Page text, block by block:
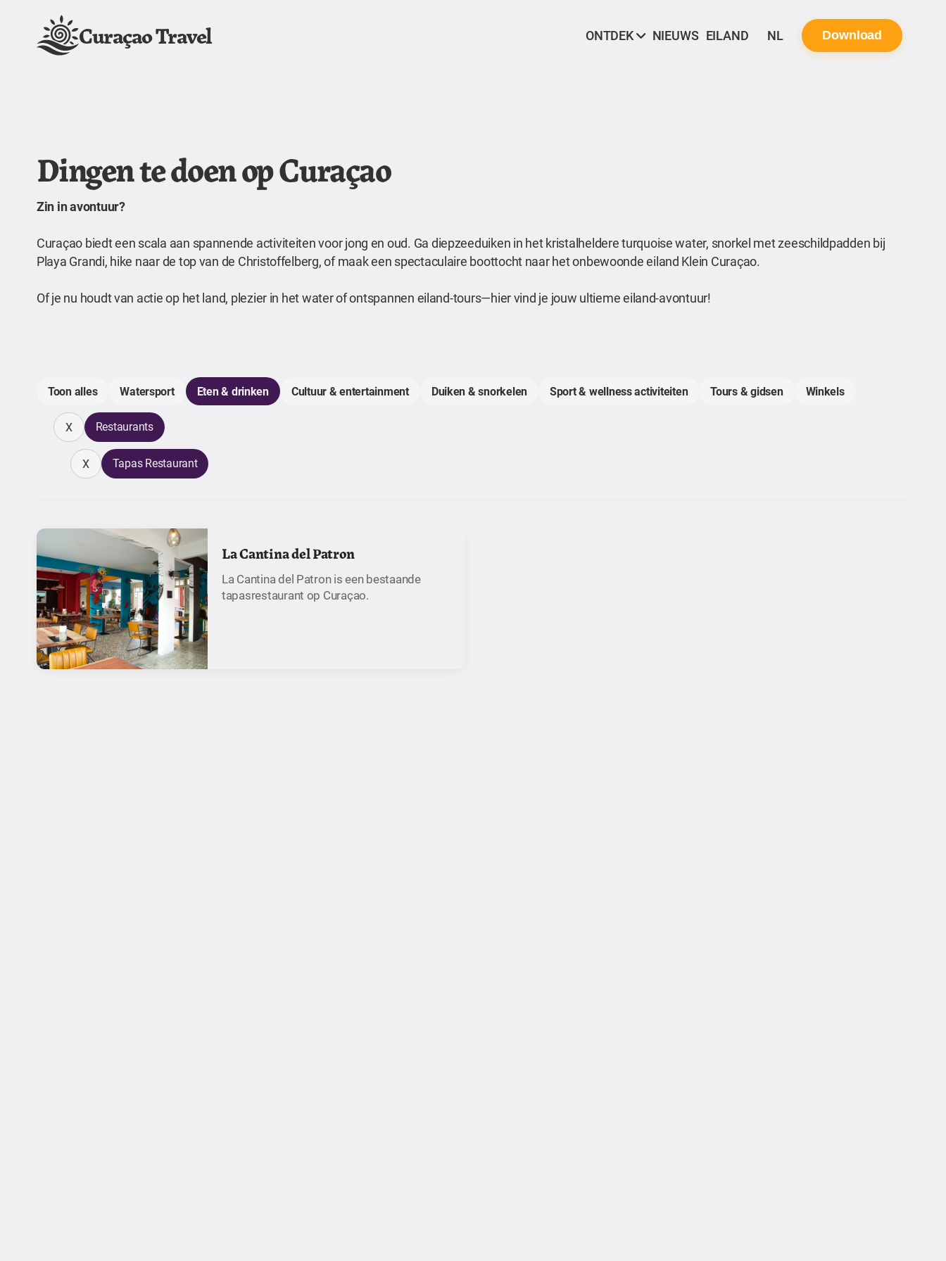
Curaçao Travel ONTDEK NIEUWS EILAND NL Download
Dingen te doen op Curaçao
Zin in avontuur?
Curaçao biedt een scala aan spannende activiteiten voor jong en oud. Ga diepzeeduiken in het kristalheldere turquoise water, snorkel met zeeschildpadden bij
Playa Grandi, hike naar de top van de Christoffelberg, of maak een spectaculaire boottocht naar het onbewoonde eiland Klein Curaçao.
Of je nu houdt van actie op het land, plezier in het water of ontspannen eiland-tours—hier vind je jouw ultieme eiland-avontuur!
Toon alles Watersport Eten & drinken Cultuur & entertainment Duiken & snorkelen Sport & wellness activiteiten Tours & gidsen Winkels
X Restaurants
X Tapas Restaurant
La Cantina del Patron
La Cantina del Patron is een bestaande
tapasrestaurant op Curaçao.